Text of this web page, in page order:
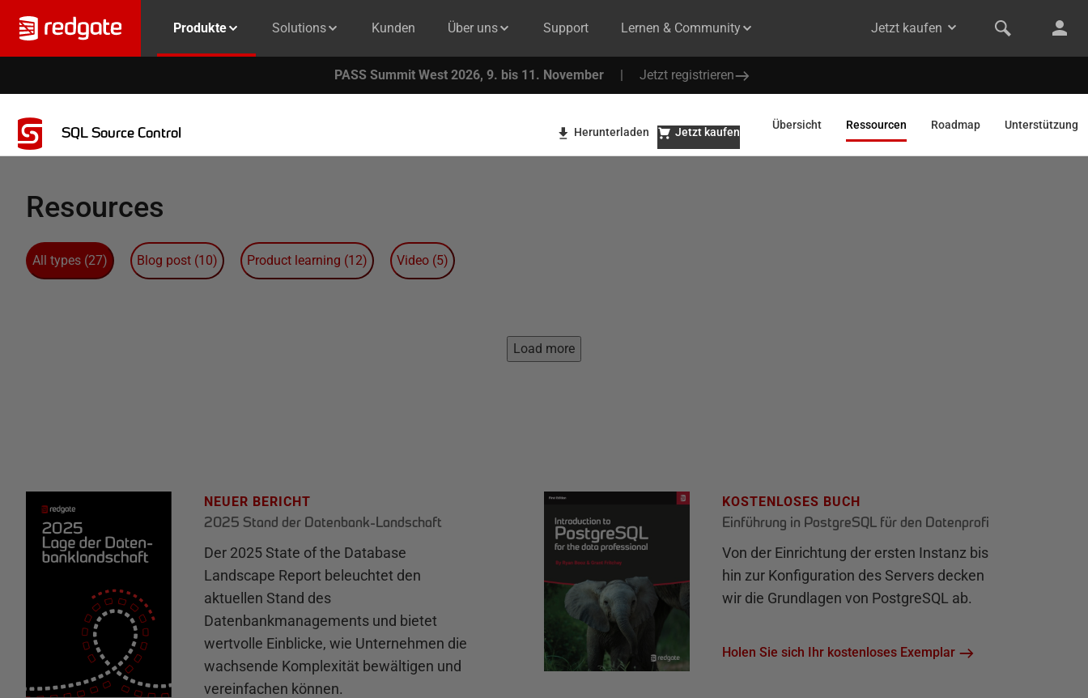
Produkte Solutions Kunden Über uns Support Lernen & Community Jetzt kaufen
PASS Summit West 2026, 9. bis 11. November | Jetzt registrieren
SQL Source Control Übersicht Ressourcen Roadmap Unterstützung
Herunterladen Jetzt kaufen
Resources
All types (27) Blog post (10) Product learning (12) Video (5)
Load more
NEUER BERICHT
2025 Stand der Datenbank-Landschaft
Der 2025 State of the Database
Landscape Report beleuchtet den
aktuellen Stand des
Datenbankmanagements und bietet
wertvolle Einblicke, wie Unternehmen die
wachsende Komplexität bewältigen und
vereinfachen können.
KOSTENLOSES BUCH
Einführung in PostgreSQL für den Datenprofi
Von der Einrichtung der ersten Instanz bis
hin zur Konfiguration des Servers decken
wir die Grundlagen von PostgreSQL ab.
Holen Sie sich Ihr kostenloses Exemplar